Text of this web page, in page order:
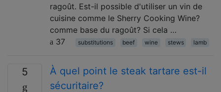
ragoût. Est-il possible d'utiliser un vin de
cuisine comme le Sherry Cooking Wine?
comme base du ragoût? Si cela …
37
substitutions beef wine stews lamb
5
À quel point le steak tartare est-il
sécuritaire?